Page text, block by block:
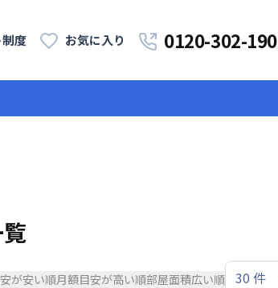
度 お気に入り 0120-302-190
が安い順月額目安が高い順部屋面積広い順